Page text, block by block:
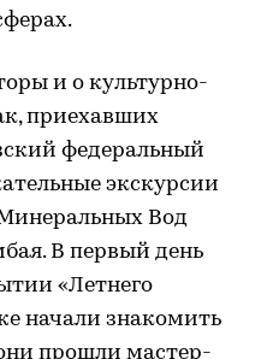
и о культурно-
приехавших
федеральный
экскурсии
Вод
В первый день
«Летнего
начали знакомить
прошли мастер-